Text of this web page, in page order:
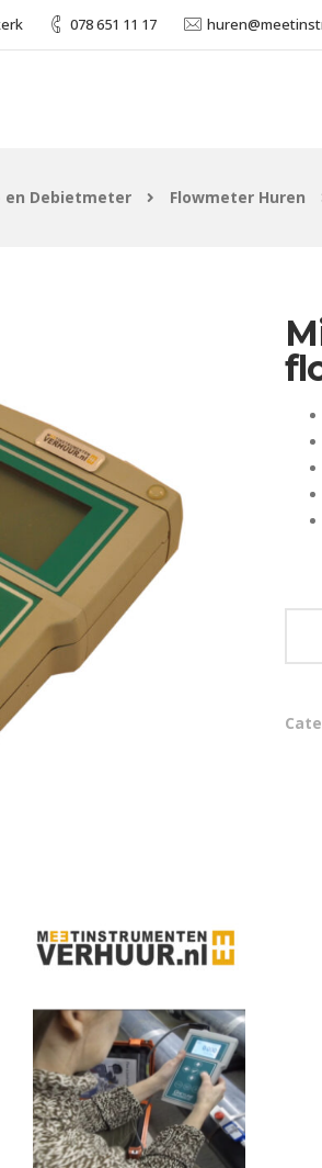
078 651 11 17
en Debietmeter Flowmeter Huren